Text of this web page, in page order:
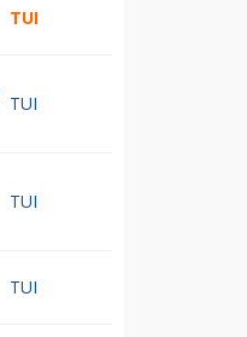
TUI
TUI
TUI
TUI